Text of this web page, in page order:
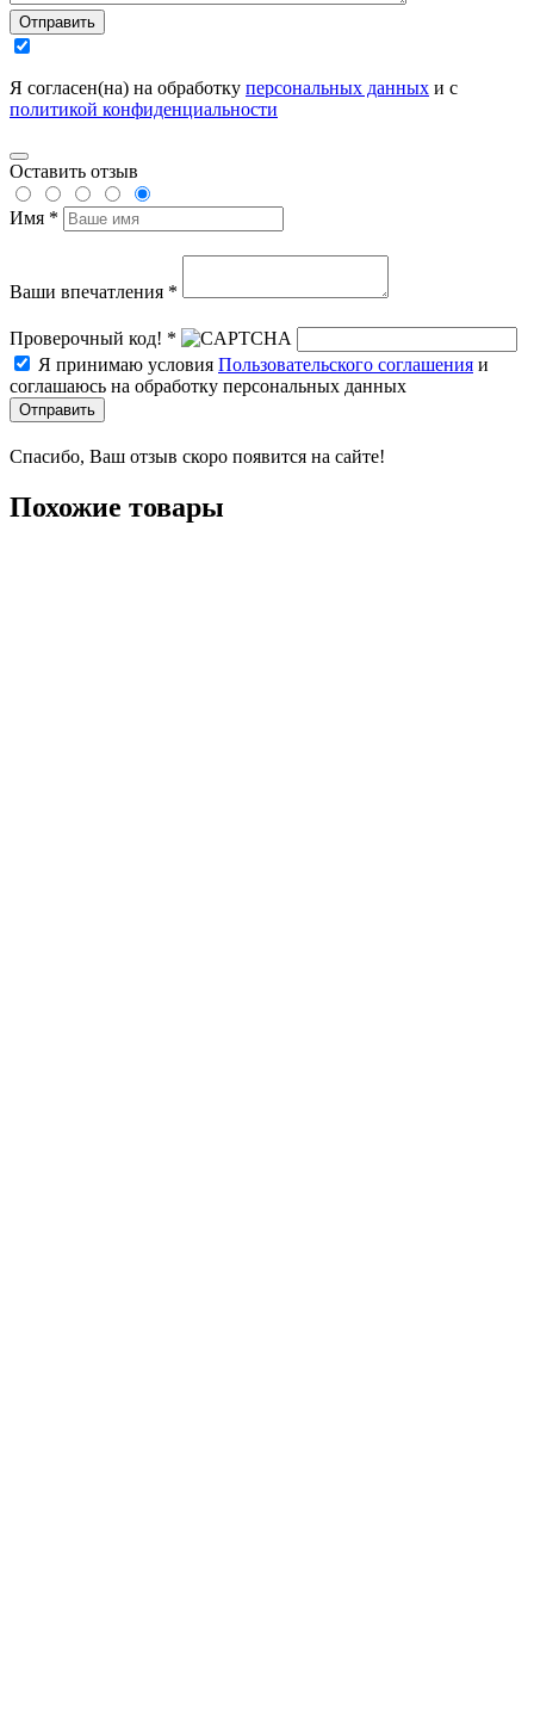
Отправить
Я согласен(на) на обработку персональных данных и с
политикой конфиденциальности
Оставить отзыв
Имя *
Ваши впечатления *
Проверочный код! *
Я принимаю условия Пользовательского соглашения и
соглашаюсь на обработку персональных данных
Отправить
Спасибо, Ваш отзыв скоро появится на сайте!
Похожие товары